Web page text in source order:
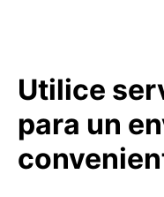
Utilice
para un